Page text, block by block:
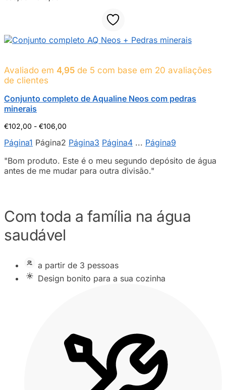
a
Avaliado em 4,95 de 5 com base em 20 avaliações
de clientes
Conjunto completo de Aqualine Neos com pedras
minerais
€102,00 - €106,00
preços:
euros
a
106,00
Página1 Página2 Página3 Página4 ... Página9
"Bom produto. Este é o meu segundo depósito de água
antes de me mudar para outra divisão."
Com toda a família na água
saudável
a partir de 3 pessoas
Design bonito para a sua cozinha